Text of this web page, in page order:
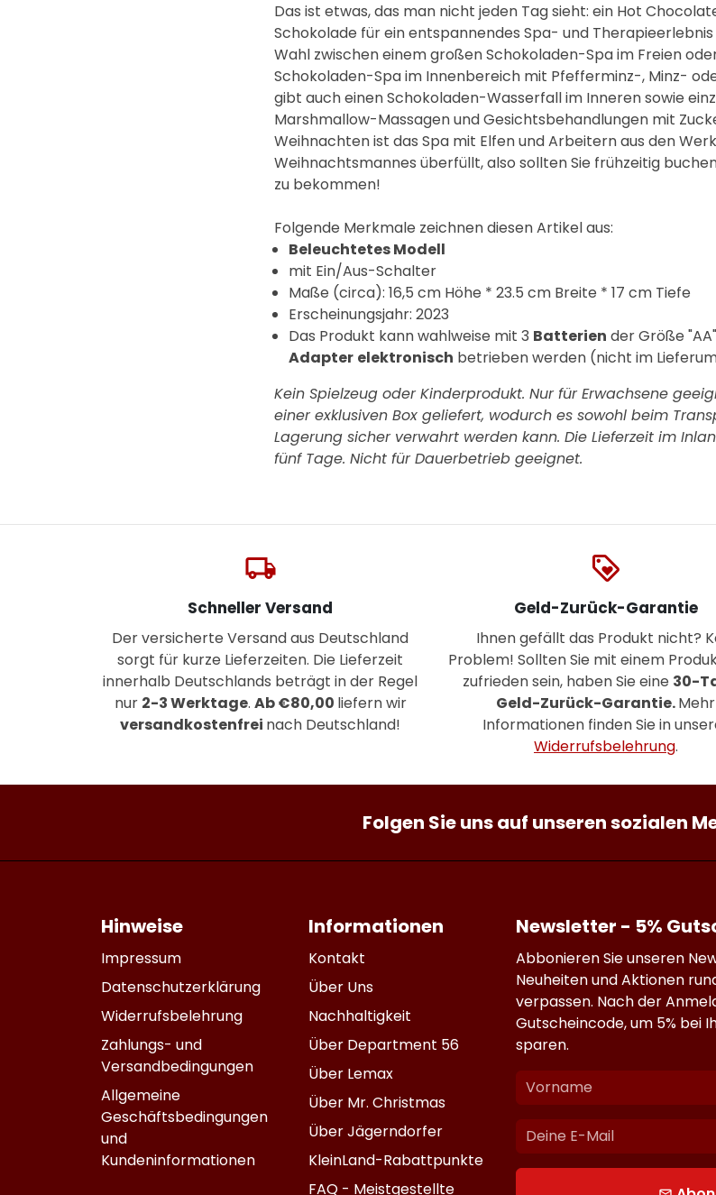
Das ist etwas, das man nicht jeden Tag sieht: ein Hot
Schokolade für ein entspannendes Spa- und
Wahl zwischen einem großen Schokoladen-Spa im Freien
Schokoladen-Spa im Innenbereich mit Pfefferminz-, Minz-
gibt auch einen Schokoladen-Wasserfall im Inneren sowie
Marshmallow-Massagen und Gesichtsbehandlungen mit
Weihnachten ist das Spa mit Elfen und Arbeitern aus den
Weihnachtsmannes überfüllt, also sollten Sie frühzeitig
zu bekommen!
Folgende Merkmale zeichnen diesen Artikel aus:
Beleuchtetes Modell
mit Ein/Aus-Schalter
Maße (circa): 16,5 cm Höhe * 23.5 cm Breite * 17 cm Tiefe
Erscheinungsjahr: 2023
Das Produkt kann wahlweise mit 3 Batterien der Größe
Adapter elektronisch betrieben werden (nicht im
Kein Spielzeug oder Kinderprodukt. Nur für Erwachsene
einer exklusiven Box geliefert, wodurch es sowohl beim
Lagerung sicher verwahrt werden kann. Die Lieferzeit im
fünf Tage. Nicht für Dauerbetrieb geeignet.
local_shipping
Schneller Versand
Der versicherte Versand aus Deutschland
sorgt für kurze Lieferzeiten. Die Lieferzeit
innerhalb Deutschlands beträgt in der Regel
nur 2-3 Werktage. Ab €80,00 liefern wir
versandkostenfrei nach Deutschland!
loyalty
Geld-Zurück-Garantie
Ihnen gefällt das Produkt nicht?
Problem! Sollten Sie mit einem
zufrieden sein, haben Sie eine 30-
Geld-Zurück-Garantie.Mehr
Informationen finden Sie in
Widerrufsbelehrung.
Folgen Sie uns auf unseren sozialen
Hinweise
Impressum
Datenschutzerklärung
Widerrufsbelehrung
Zahlungs- und
Versandbedingungen
Allgemeine
Geschäftsbedingungen
und
Kundeninformationen
Informationen
Kontakt
Über Uns
Nachhaltigkeit
Über Department 56
Über Lemax
Über Mr. Christmas
Über Jägerndorfer
KleinLand-Rabattpunkte
FAQ - Meistgestellte
Newsletter - 5%
Abbonieren Sie unseren
Neuheiten und Aktionen
verpassen. Nach der
Gutscheincode, um 5% bei
sparen.